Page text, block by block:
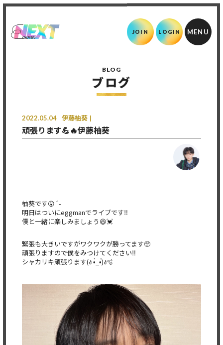
JOIN LOGIN
BLOG
ブログ
2022.05.04 伊藤柚葵
頑張ります💪🔥伊藤柚葵
柚葵です😮´-
明日はついにeggmanでライブです‼️
僕と一緒に楽しみましょう😆💓
緊張も大きいですがワクワクが勝ってます🥺
頑張りますので僕をみつけてください‼️
シャカリキ頑張ります(ง •̀_•́)ง🫧